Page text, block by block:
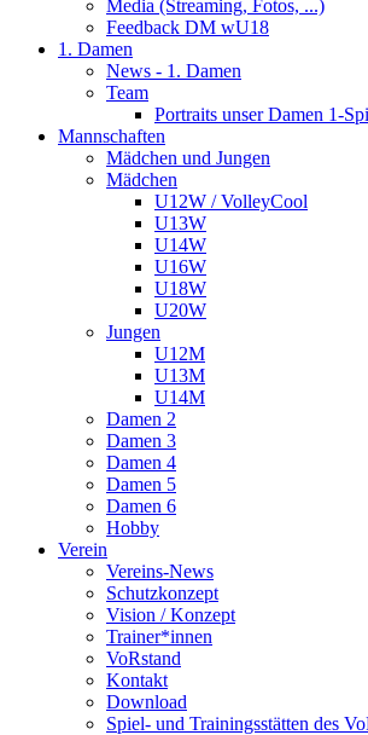
Media (Streaming, Fotos, ...)
Feedback DM wU18
1. Damen
News - 1. Damen
Team
Portraits unser Damen 1-
Mannschaften
Mädchen und Jungen
Mädchen
U12W / VolleyCool
U13W
U14W
U16W
U18W
U20W
Jungen
U12M
U13M
U14M
Damen 2
Damen 3
Damen 4
Damen 5
Damen 6
Hobby
Verein
Vereins-News
Schutzkonzept
Vision / Konzept
Trainer*innen
VoRstand
Kontakt
Download
Spiel- und Trainingsstätten des